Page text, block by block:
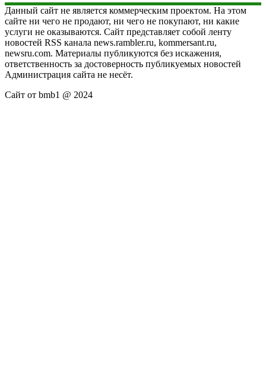
Данный сайт не является коммерческим проектом. На этом
сайте ни чего не продают, ни чего не покупают, ни какие
услуги не оказываются. Сайт представляет собой ленту
новостей RSS канала news.rambler.ru, kommersant.ru,
newsru.com. Материалы публикуются без искажения,
ответственность за достоверность публикуемых новостей
Администрация сайта не несёт.
Сайт от bmb1 @ 2024